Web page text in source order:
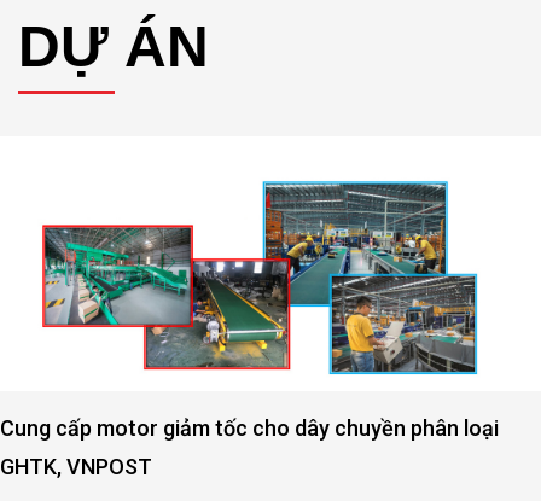
DỰ ÁN
Cung cấp motor giảm tốc cho dây chuyền phân loại
GHTK, VNPOST